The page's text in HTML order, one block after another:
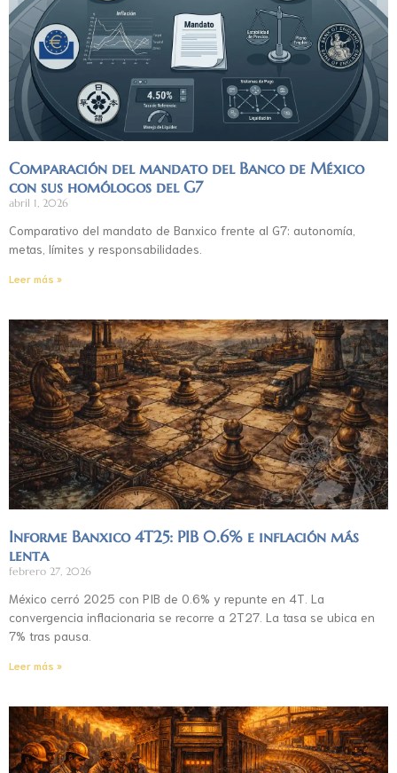
Comparación del mandato del Banco de México
con sus homólogos del G7
abril 1, 2026
Comparativo del mandato de Banxico frente al G7: autonomía,
metas, límites y responsabilidades.
Leer más »
Informe Banxico 4T25: PIB 0.6% e inflación más
lenta
febrero 27, 2026
México cerró 2025 con PIB de 0.6% y repunte en 4T. La
convergencia inflacionaria se recorre a 2T27. La tasa se ubica en
7% tras pausa.
Leer más »